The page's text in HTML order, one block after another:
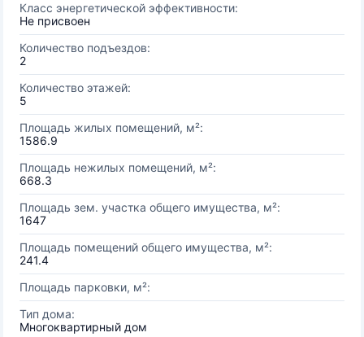
Класс энергетической эффективности:
Не присвоен
Количество подъездов:
2
Количество этажей:
5
Площадь жилых помещений, м²:
1586.9
Площадь нежилых помещений, м²:
668.3
Площадь зем. участка общего имущества, м²:
1647
Площадь помещений общего имущества, м²:
241.4
Площадь парковки, м²:
Тип дома:
Многоквартирный дом